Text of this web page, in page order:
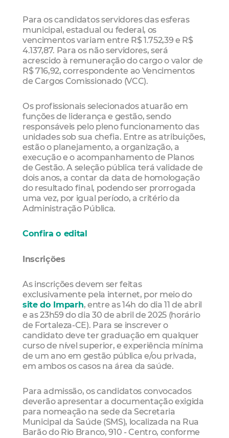
Para os candidatos servidores das esferas
municipal, estadual ou federal, os
vencimentos variam entre R$ 1.752,39 e R$
4.137,87. Para os não servidores, será
acrescido à remuneração do cargo o valor de
R$ 716,92, correspondente ao Vencimentos
de Cargos Comissionado (VCC).
Os profissionais selecionados atuarão em
funções de liderança e gestão, sendo
responsáveis pelo pleno funcionamento das
unidades sob sua chefia. Entre as atribuições,
estão o planejamento, a organização, a
execução e o acompanhamento de Planos
de Gestão. A seleção pública terá validade de
dois anos, a contar da data de homologação
do resultado final, podendo ser prorrogada
uma vez, por igual período, a critério da
Administração Pública.
Confira o edital
Inscrições
As inscrições devem ser feitas
exclusivamente pela internet, por meio do
site do Imparh, entre as 14h do dia 11 de abril
e as 23h59 do dia 30 de abril de 2025 (horário
de Fortaleza-CE). Para se inscrever o
candidato deve ter graduação em qualquer
curso de nível superior, e experiência mínima
de um ano em gestão pública e/ou privada,
em ambos os casos na área da saúde.
Para admissão, os candidatos convocados
deverão apresentar a documentação exigida
para nomeação na sede da Secretaria
Municipal da Saúde (SMS), localizada na Rua
Barão do Rio Branco, 910 - Centro, conforme